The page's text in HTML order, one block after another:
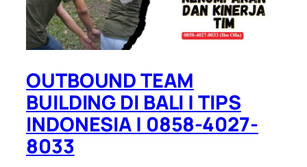
OUTBOUND TEAM
BUILDING DI BALI | TIPS
INDONESIA | 0858-4027-
8033